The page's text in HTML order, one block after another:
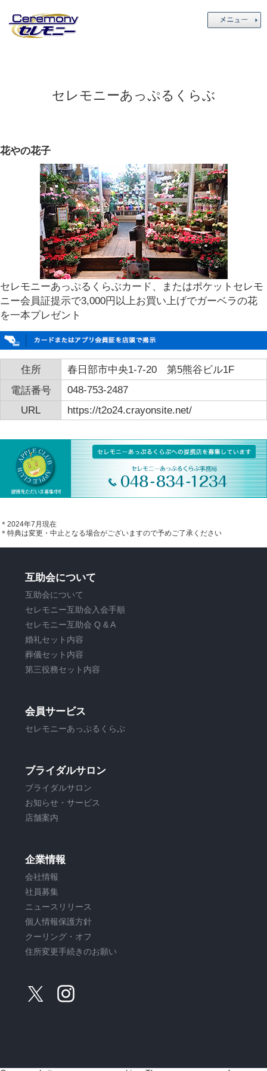
セレモニーあっぷるくらぶ
花やの花子
セレモニーあっぷるくらぶカード、またはポケットセレモ
ニー会員証提示で3,000円以上お買い上げでガーベラの花
を一本プレゼント
住所
春日部市中央1-7-20 第5熊谷ビル1F
電話番号
048-753-2487
URL
https://t2o24.crayonsite.net/
＊2024年7月現在
＊特典は変更・中止となる場合がございますので予めご了承ください
互助会について
互助会について
セレモニー互助会入会手順
セレモニー互助会 Q & A
婚礼セット内容
葬儀セット内容
第三役務セット内容
会員サービス
セレモニーあっぷるくらぶ
ブライダルサロン
ブライダルサロン
お知らせ・サービス
店舗案内
企業情報
会社情報
社員募集
ニュースリリース
個人情報保護方針
クーリング・オフ
住所変更手続きのお願い